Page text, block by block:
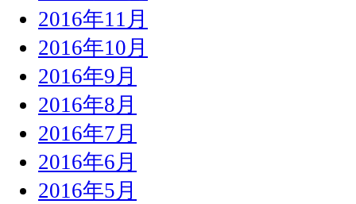
2016年11月
2016年10月
2016年9月
2016年8月
2016年7月
2016年6月
2016年5月